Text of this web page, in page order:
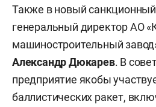
Также в новый
генеральный директор АО
машиностроительный
Александр Дюкарев. В
предприятие якобы
баллистических ракет,